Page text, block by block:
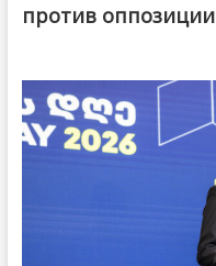
против оппозиции